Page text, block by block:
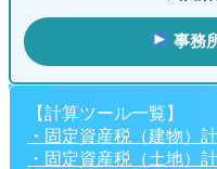
事務
【計算ツール一覧】
・固定資産税（建物）
・固定資産税（土地）